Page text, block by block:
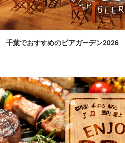
千葉でおすすめのビアガーデン2026